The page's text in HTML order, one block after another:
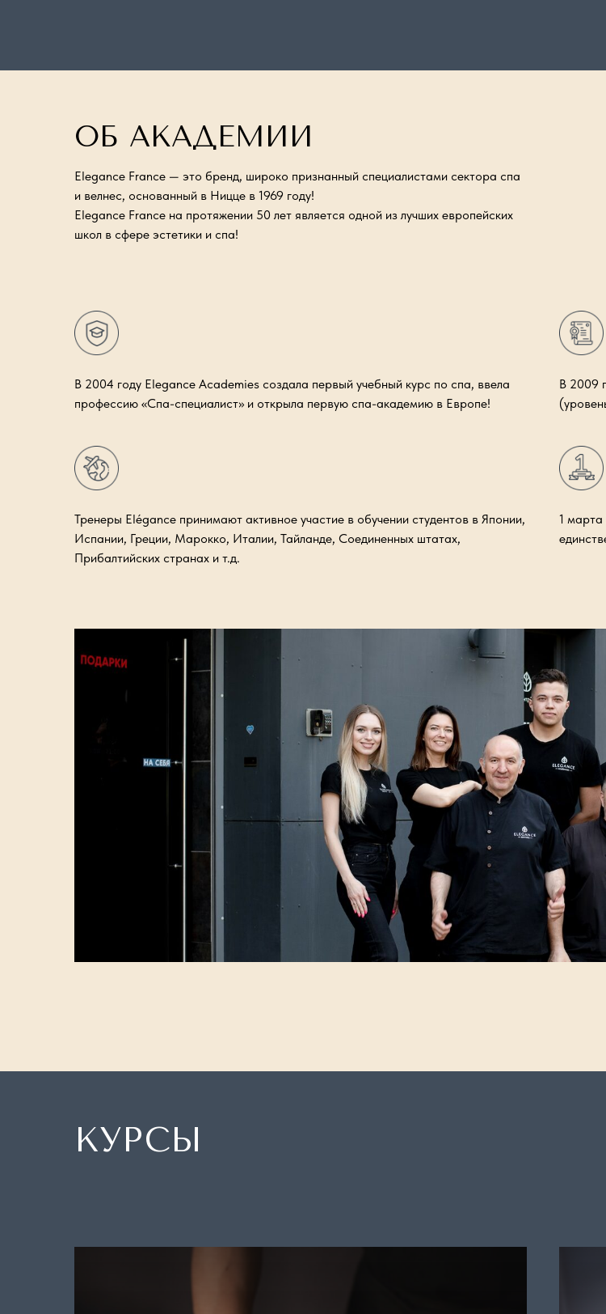
ОБ АКАДЕМИИ
Elegance France — это бренд, широко признанный специалистами сектора спа
и велнес, основанный в Ницце в 1969 году!
Elegance France на протяжении 50 лет является одной из лучших европейских
школ в сфере эстетики и спа!
В 2004 году Elegance Academies создала первый учебный курс по спа, ввела
профессию «Спа-специалист» и открыла первую спа-академию в Европе!
В 2009
Тренеры Elégance принимают активное участие в обучении студентов в Японии,
Испании, Греции, Марокко, Италии, Тайланде, Соединенных штатах,
Прибалтийских странах и т.д.
1
КУРСЫ